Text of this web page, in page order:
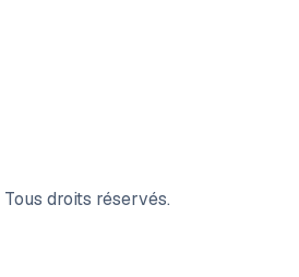
Tous droits réservés.